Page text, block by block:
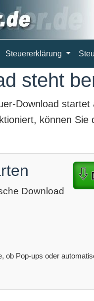
Steuererklärung
steht
Download startet
können Sie
Download
ob Pop-ups oder